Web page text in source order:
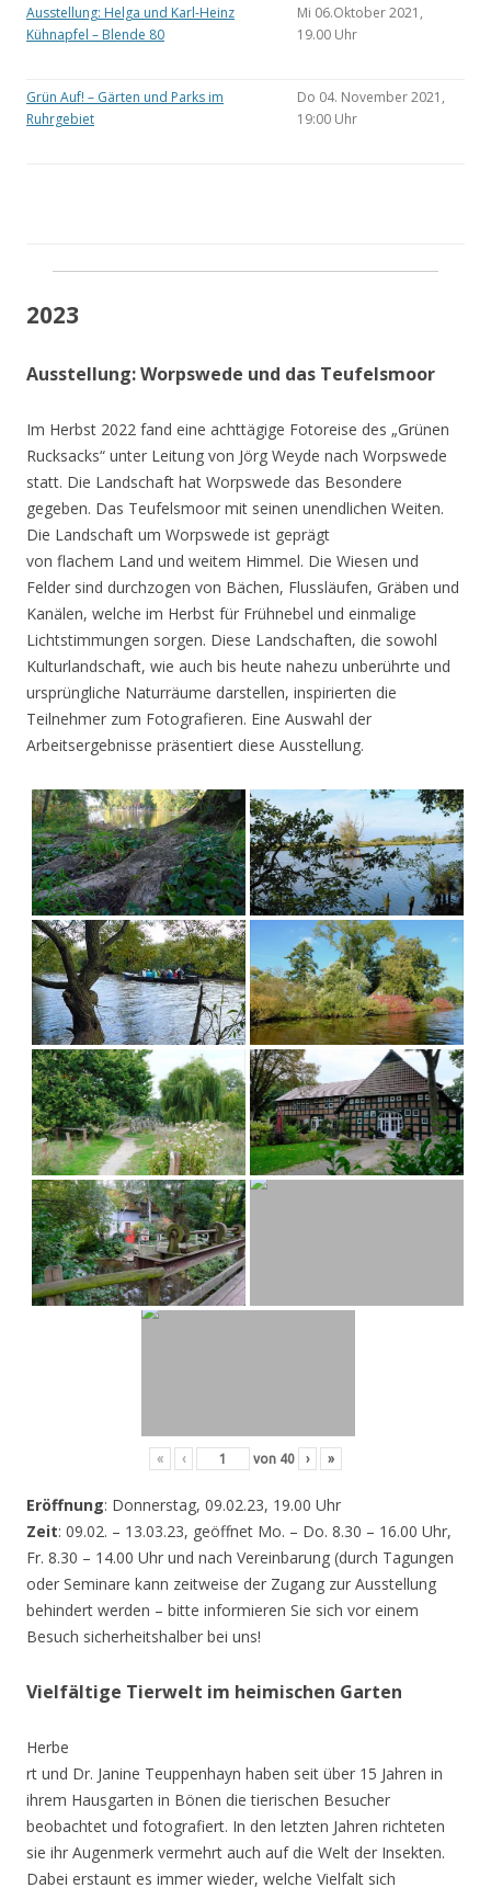
Ausstellung: Helga und Karl-Heinz
Kühnapfel – Blende 80
Mi 06.Oktober 2021,
19.00 Uhr
Grün Auf! – Gärten und Parks im
Ruhrgebiet
Do 04. November 2021,
19:00 Uhr
2023
Ausstellung: Worpswede und das Teufelsmoor
Im Herbst 2022 fand eine achttägige Fotoreise des „Grünen
Rucksacks“ unter Leitung von Jörg Weyde nach Worpswede
statt. Die Landschaft hat Worpswede das Besondere
gegeben. Das Teufelsmoor mit seinen unendlichen Weiten.
Die Landschaft um Worpswede ist geprägt
von flachem Land und weitem Himmel. Die Wiesen und
Felder sind durchzogen von Bächen, Flussläufen, Gräben und
Kanälen, welche im Herbst für Frühnebel und einmalige
Lichtstimmungen sorgen. Diese Landschaften, die sowohl
Kulturlandschaft, wie auch bis heute nahezu unberührte und
ursprüngliche Naturräume darstellen, inspirierten die
Teilnehmer zum Fotografieren. Eine Auswahl der
Arbeitsergebnisse präsentiert diese Ausstellung.
« ‹ von 40 › »
Eröffnung: Donnerstag, 09.02.23, 19.00 Uhr
Zeit: 09.02. – 13.03.23, geöffnet Mo. – Do. 8.30 – 16.00 Uhr,
Fr. 8.30 – 14.00 Uhr und nach Vereinbarung (durch Tagungen
oder Seminare kann zeitweise der Zugang zur Ausstellung
behindert werden – bitte informieren Sie sich vor einem
Besuch sicherheitshalber bei uns!
Vielfältige Tierwelt im heimischen Garten
Herbe
rt und Dr. Janine Teuppenhayn haben seit über 15 Jahren in
ihrem Hausgarten in Bönen die tierischen Besucher
beobachtet und fotografiert. In den letzten Jahren richteten
sie ihr Augenmerk vermehrt auch auf die Welt der Insekten.
Dabei erstaunt es immer wieder, welche Vielfalt sich